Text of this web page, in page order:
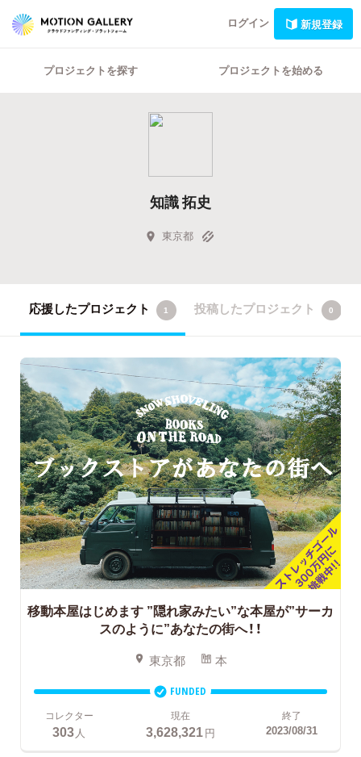
ログイン 新規登録
プロジェクトを探す プロジェクトを始める
知識 拓史
東京都
応援したプロジェクト 1 投稿したプロジェクト 0
移動本屋はじめます ”隠れ家みたい”な本屋が”サーカ
スのように”あなたの街へ！！
東京都 本
FUNDED
コレクター
303 人
現在
3,628,321円
終了
2023/08/31